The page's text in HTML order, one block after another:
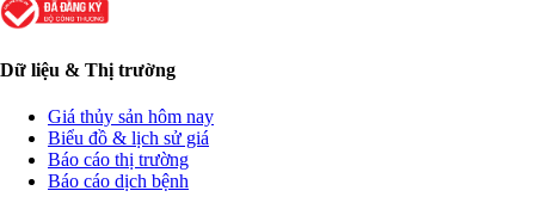
Dữ liệu & Thị trường
Giá thủy sản hôm nay
Biểu đồ & lịch sử giá
Báo cáo thị trường
Báo cáo dịch bệnh